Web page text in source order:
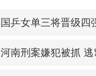
国乒女单三将晋级四
河南刑案嫌犯被抓 逃